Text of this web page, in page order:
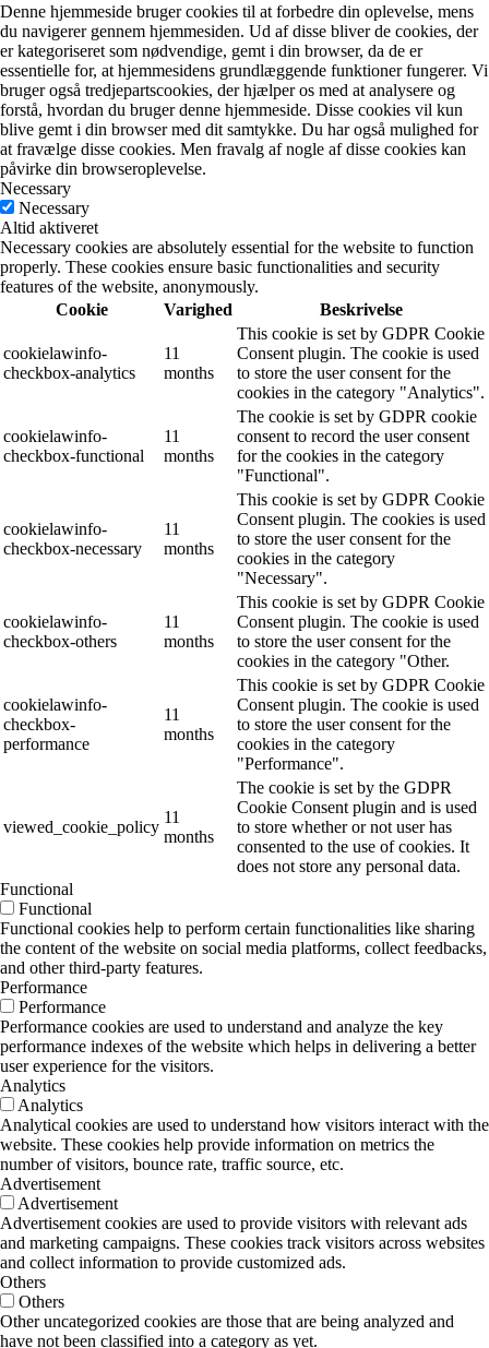
Denne hjemmeside bruger cookies til at forbedre din oplevelse, mens
du navigerer gennem hjemmesiden. Ud af disse bliver de cookies, der
er kategoriseret som nødvendige, gemt i din browser, da de er
essentielle for, at hjemmesidens grundlæggende funktioner fungerer. Vi
bruger også tredjepartscookies, der hjælper os med at analysere og
forstå, hvordan du bruger denne hjemmeside. Disse cookies vil kun
blive gemt i din browser med dit samtykke. Du har også mulighed for
at fravælge disse cookies. Men fravalg af nogle af disse cookies kan
påvirke din browseroplevelse.
Necessary
Necessary
Altid aktiveret
Necessary cookies are absolutely essential for the website to function
properly. These cookies ensure basic functionalities and security
features of the website, anonymously.
Cookie
Varighed Beskrivelse
cookielawinfo-
checkbox-analytics
11
months
This cookie is set by GDPR Cookie
Consent plugin. The cookie is used
to store the user consent for the
cookies in the category "Analytics".
cookielawinfo-
checkbox-functional
11
months
The cookie is set by GDPR cookie
consent to record the user consent
for the cookies in the category
"Functional".
cookielawinfo-
checkbox-necessary
11
months
This cookie is set by GDPR Cookie
Consent plugin. The cookies is used
to store the user consent for the
cookies in the category
"Necessary".
cookielawinfo-
checkbox-others
11
months
This cookie is set by GDPR Cookie
Consent plugin. The cookie is used
to store the user consent for the
cookies in the category "Other.
cookielawinfo-
checkbox-
performance
11
months
This cookie is set by GDPR Cookie
Consent plugin. The cookie is used
to store the user consent for the
cookies in the category
"Performance".
viewed_cookie_policy
11
months
The cookie is set by the GDPR
Cookie Consent plugin and is used
to store whether or not user has
consented to the use of cookies. It
does not store any personal data.
Functional
Functional
Functional cookies help to perform certain functionalities like sharing
the content of the website on social media platforms, collect feedbacks,
and other third-party features.
Performance
Performance
Performance cookies are used to understand and analyze the key
performance indexes of the website which helps in delivering a better
user experience for the visitors.
Analytics
Analytics
Analytical cookies are used to understand how visitors interact with the
website. These cookies help provide information on metrics the
number of visitors, bounce rate, traffic source, etc.
Advertisement
Advertisement
Advertisement cookies are used to provide visitors with relevant ads
and marketing campaigns. These cookies track visitors across websites
and collect information to provide customized ads.
Others
Others
Other uncategorized cookies are those that are being analyzed and
have not been classified into a category as yet.